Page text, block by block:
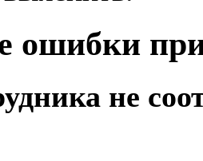
ошибки
не